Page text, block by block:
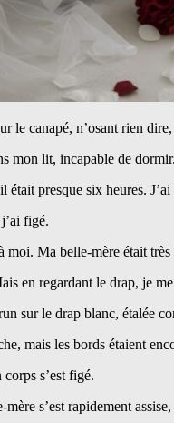
le canapé, n’osant rien
mon lit, incapable de
était presque six heures.
figé.
moi. Ma belle-mère était
en regardant le drap, je
sur le drap blanc, étalée
mais les bords étaient
s’est figé.
s’est rapidement